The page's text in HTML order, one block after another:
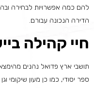
להם כמה אפשרויות לבחירה
הדירה הנכונה עבורם.
חיי קהילה
תושבי ארץ פדואל נהנים
ספר יסודי, כמו כן מעון שיקומי